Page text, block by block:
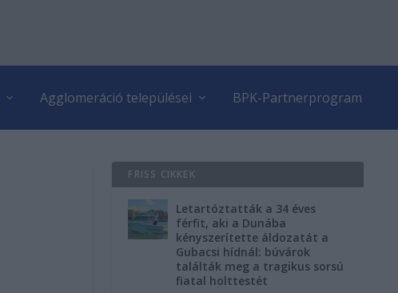
Agglomeráció települései BPK-Partnerprogram
FRISS CIKKEK
Letartóztatták a 34 éves
férfit, aki a Dunába
kényszerítette áldozatát a
Gubacsi hídnál: búvárok
találták meg a tragikus sorsú
fiatal holttestét